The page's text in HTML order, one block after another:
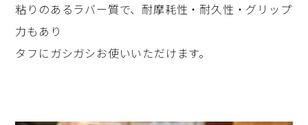
粘りのあるラバー質で、耐摩耗性・耐久性・グリップ
力もあり
タフにガシガシお使いいただけます。